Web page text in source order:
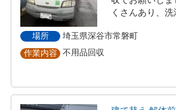
くさんあり、
場所
埼玉県深谷市常磐町
作業内容
不用品回収